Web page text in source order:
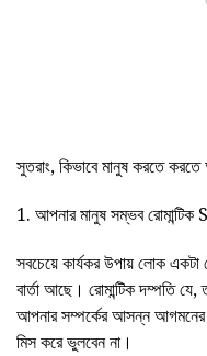
সুতরাং, কিভাবে মানুষ করতে
1. আপনার মানুষ সম্ভব রোমান্টিক
সবচেয়ে কার্যকর উপায় লোক একটা
বার্তা আছে। রোমান্টিক দম্পতি
আপনার সম্পর্কের আসন্ন আগমনের
মিস করে ভুলবেন না।